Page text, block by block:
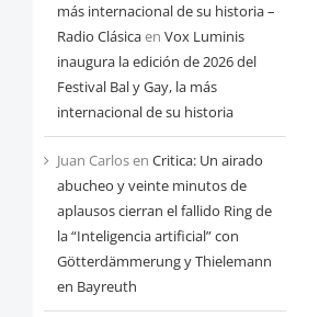
más internacional de su historia –
Radio Clásicaen Vox Luminis
inaugura la edición de 2026 del
Festival Bal y Gay, la más
internacional de su historia
Juan Carlosen Critica: Un airado
abucheo y veinte minutos de
aplausos cierran el fallido Ring de
la “Inteligencia artificial” con
Götterdämmerung y Thielemann
en Bayreuth